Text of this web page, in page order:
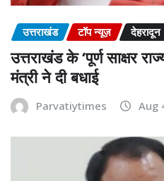
उत्तराखंड टॉप न्यूज़ देहरादून
उत्तराखंड के ‘पूर्ण साक्षर
मंत्री ने दी बधाई
Parvatiytimes Aug